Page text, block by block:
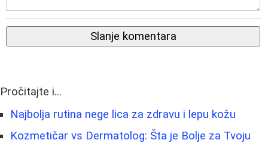
Slanje komentara
Pročitajte i...
Najbolja rutina nege lica za zdravu i lepu kožu
Kozmetičar vs Dermatolog: Šta je Bolje za Tvoju